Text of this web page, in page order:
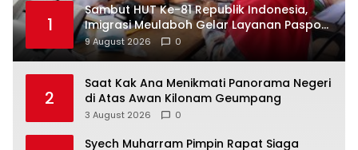
1
Sambut HUT Ke-81 Republik Indonesia,
Imigrasi Meulaboh Gelar Layanan Paspor
Akhir Pekan
9 August 2026 0
2
Saat Kak Ana Menikmati Panorama Negeri
di Atas Awan Kilonam Geumpang
3 August 2026 0
Syech Muharram Pimpin Rapat Siaga